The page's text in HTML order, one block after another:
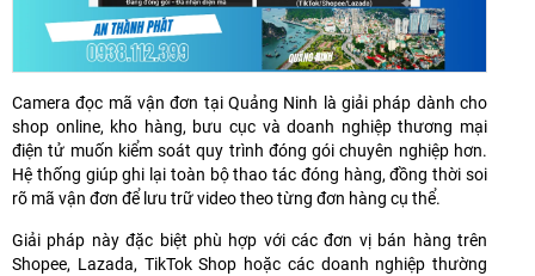
Camera đọc mã vận đơn tại Quảng Ninh là giải pháp dành cho
shop online, kho hàng, bưu cục và doanh nghiệp thương mại
điện tử muốn kiểm soát quy trình đóng gói chuyên nghiệp hơn.
Hệ thống giúp ghi lại toàn bộ thao tác đóng hàng, đồng thời soi
rõ mã vận đơn để lưu trữ video theo từng đơn hàng cụ thể.
Giải pháp này đặc biệt phù hợp với các đơn vị bán hàng trên
Shopee, Lazada, TikTok Shop hoặc các doanh nghiệp thường